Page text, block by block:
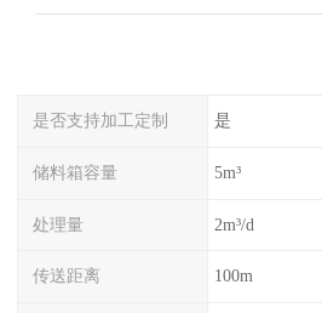
是否支持加工定制 是
储料箱容量 5m³
处理量 2m³/d
传送距离 100m